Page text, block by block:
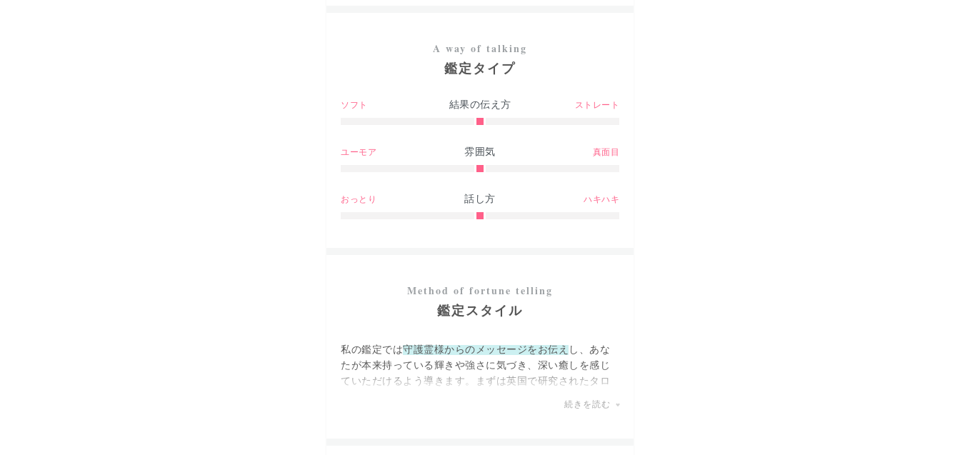
鑑定タイプ
ソフト 結果の伝え方 ストレート
ユーモア 雰囲気 真面目
おっとり 話し方 ハキハキ
鑑定スタイル
私の鑑定では守護霊様からのメッセージをお伝え し、あな
たが本来持っている輝きや強さに気づき、深い癒しを感じ
ていただけるよう導きます。まずは英国で研究されたタロ
続きを読む